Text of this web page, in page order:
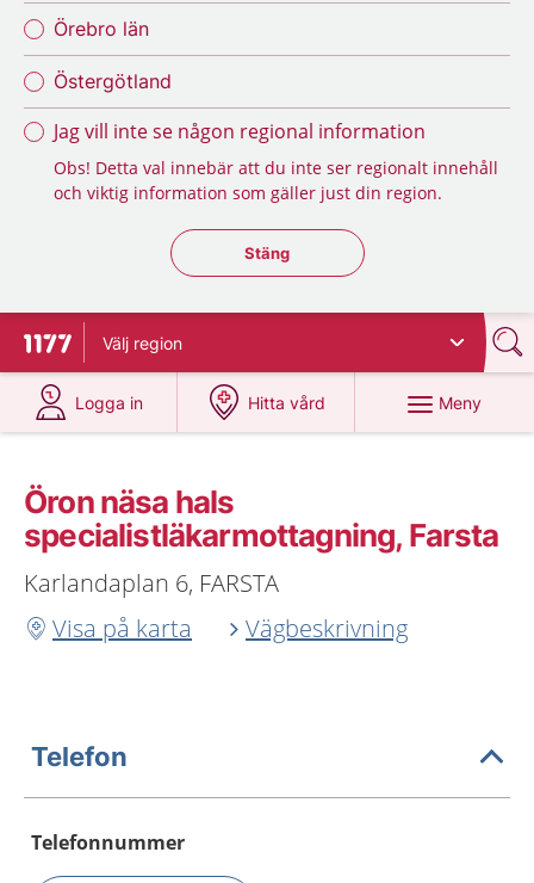
Örebro län
Östergötland
Jag vill inte se någon regional information
Obs! Detta val innebär att du inte ser regionalt innehåll
och viktig information som gäller just din region.
Stäng regionsväljaren
Stäng
Till startsidan för 1177
Välj region
Logga in
på 1177.se
Hitta vård
på 1177.se
Meny
Öron näsa hals
specialistläkarmottagning, Farsta
Karlandaplan 6, FARSTA
Visa på karta
Vägbeskrivning
Telefon
Telefonnummer